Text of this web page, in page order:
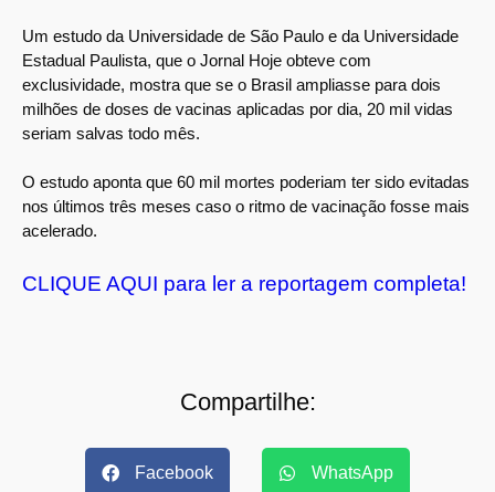
Um estudo da Universidade de São Paulo e da Universidade
Estadual Paulista, que o Jornal Hoje obteve com
exclusividade, mostra que se o Brasil ampliasse para dois
milhões de doses de vacinas aplicadas por dia, 20 mil vidas
seriam salvas todo mês.
O estudo aponta que 60 mil mortes poderiam ter sido evitadas
nos últimos três meses caso o ritmo de vacinação fosse mais
acelerado.
CLIQUE AQUI para ler a reportagem completa!
Compartilhe:
Facebook WhatsApp